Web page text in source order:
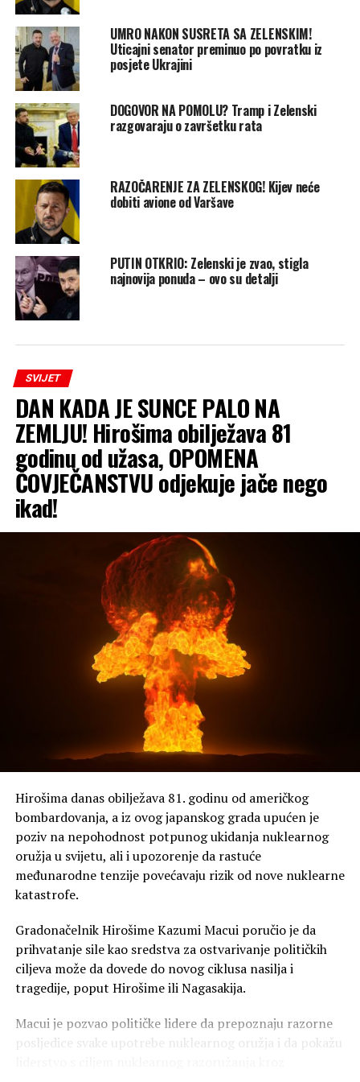
UMRO NAKON SUSRETA SA ZELENSKIM!
Uticajni senator preminuo po povratku iz
posjete Ukrajini
DOGOVOR NA POMOLU? Tramp i Zelenski
razgovaraju o završetku rata
RAZOČARENJE ZA ZELENSKOG! Kijev neće
dobiti avione od Varšave
PUTIN OTKRIO: Zelenski je zvao, stigla
najnovija ponuda – ovo su detalji
SVIJET
DAN KADA JE SUNCE PALO NA
ZEMLJU! Hirošima obilježava 81
godinu od užasa, OPOMENA
ČOVJEČANSTVU odjekuje jače nego
ikad!
Hirošima danas obilježava 81. godinu od američkog
bombardovanja, a iz ovog japanskog grada upućen je
poziv na nepohodnost potpunog ukidanja nuklearnog
oružja u svijetu, ali i upozorenje da rastuće
međunarodne tenzije povećavaju rizik od nove nuklearne
katastrofe.
Gradonačelnik Hirošime Kazumi Macui poručio je da
prihvatanje sile kao sredstva za ostvarivanje političkih
ciljeva može da dovede do novog ciklusa nasilja i
tragedije, poput Hirošime ili Nagasakija.
Macui je pozvao političke lidere da prepoznaju razorne
posljedice svake upotrebe nuklearnog oružja i da pokažu